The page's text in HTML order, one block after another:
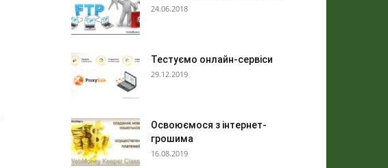
24.06.2018
Тестуємо онлайн-сервіси
29.12.2019
Освоюємося з інтернет-
грошима
16.08.2019